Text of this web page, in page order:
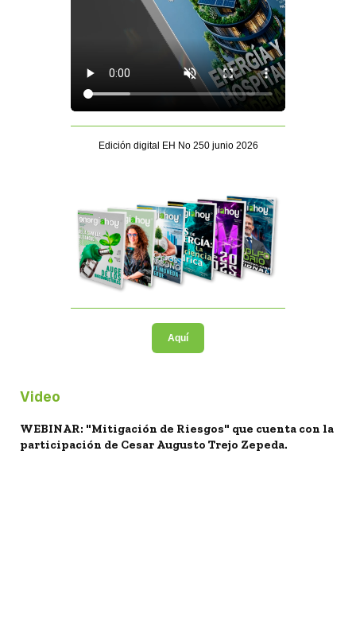
Edición digital EH No 250 junio 2026
Aquí
Video
WEBINAR: "Mitigación de Riesgos" que cuenta con la
participación de Cesar Augusto Trejo Zepeda.